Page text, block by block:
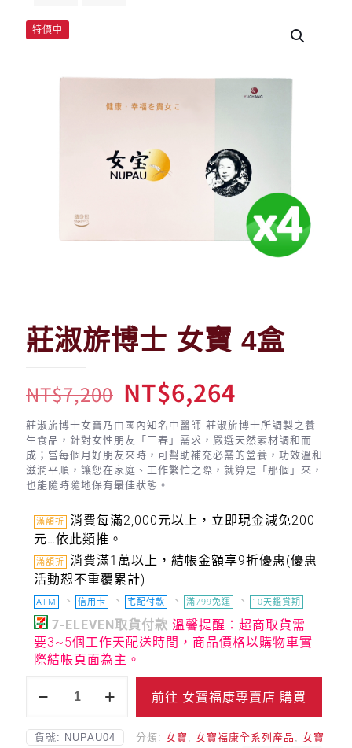
特價中
莊淑旂博士 女寶 4盒
NT$7,200 NT$6,264
莊淑旂博士女寶乃由國內知名中醫師 莊淑旂博士所調製之養
生食品，針對女性朋友「三春」需求，嚴選天然素材調和而
成；當每個月好朋友來時，可幫助補充必需的營養，功效溫和
滋潤平順，讓您在家庭、工作繁忙之際，就算是「那個」來，
也能隨時隨地保有最佳狀態。
滿額折
消費每滿2,000元以上，立即現金減免200
元…依此類推。
滿額折
消費滿1萬以上，結帳金額享9折優惠(優惠
活動恕不重覆累計)
ATM 、 信用卡 、 宅配付款 、 滿799免運 、 10天鑑賞期
7-ELEVEN取貨付款 溫馨提醒：超商取貨需
要3~5個工作天配送時間，商品價格以購物車實
際結帳頁面為主。
前往 女寶福康專賣店 購買
貨號: NUPAU04 分類: 女寶 , 女寶福康全系列產品 , 女寶